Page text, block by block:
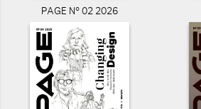
PAGE N° 02 2026